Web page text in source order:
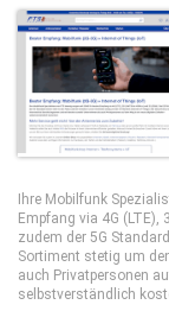
Ihre Mobilfunk
Empfang via 4G (LTE),
zudem der 5G
Sortiment stetig um
auch Privatpersonen
selbstverständlich